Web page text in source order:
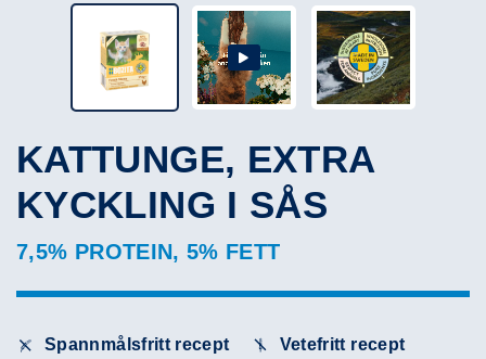
KATTUNGE, EXTRA
KYCKLING I SÅS
7,5% PROTEIN, 5% FETT
Spannmålsfritt recept
Vetefritt recept